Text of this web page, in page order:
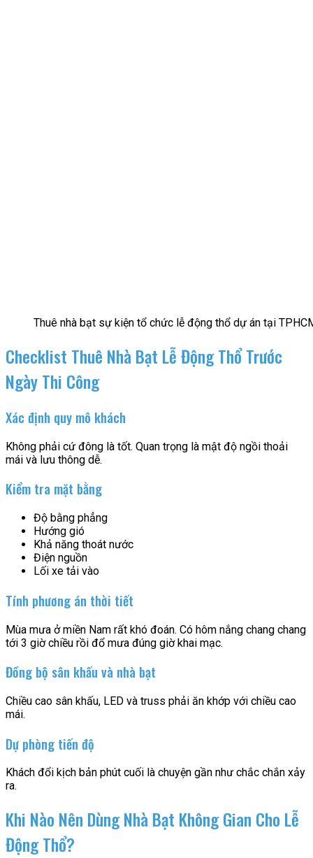
Thuê nhà bạt sự kiện tổ chức lễ động thổ dự án tại
Checklist Thuê Nhà Bạt Lễ Động Thổ Trước
Ngày Thi Công
Xác định quy mô khách
Không phải cứ đông là tốt. Quan trọng là mật độ ngồi thoải
mái và lưu thông dễ.
Kiểm tra mặt bằng
Độ bằng phẳng
Hướng gió
Khả năng thoát nước
Điện nguồn
Lối xe tải vào
Tính phương án thời tiết
Mùa mưa ở miền Nam rất khó đoán. Có hôm nắng chang chang
tới 3 giờ chiều rồi đổ mưa đúng giờ khai mạc.
Đồng bộ sân khấu và nhà bạt
Chiều cao sân khấu, LED và truss phải ăn khớp với chiều cao
mái.
Dự phòng tiến độ
Khách đổi kịch bản phút cuối là chuyện gần như chắc chắn xảy
ra.
Khi Nào Nên Dùng Nhà Bạt Không Gian Cho Lễ
Động Thổ?